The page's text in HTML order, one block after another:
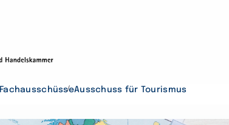
FachausschüsseAusschuss für Tourismus